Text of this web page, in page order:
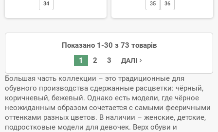
34 35 36
Показано 1-30 з 73 товарів
1
2 3 ДАЛІ navigate_next
Большая часть коллекции – это традиционные для
обувного производства сдержанные расцветки: чёрный,
коричневый, бежевый. Однако есть модели, где чёрное
неожиданным образом сочетается с самыми фееричными
оттенками разных цветов. В наличии – женские, детские,
подростковые модели для девочек. Верх обуви и